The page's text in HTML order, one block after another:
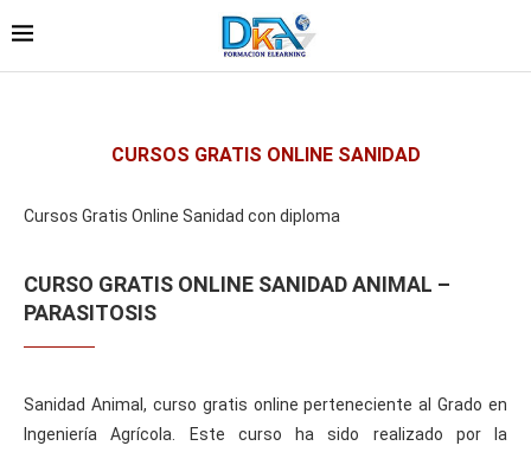
CURSOS GRATIS ONLINE SANIDAD
Cursos Gratis Online Sanidad con diploma
CURSO GRATIS ONLINE SANIDAD ANIMAL –
PARASITOSIS
Sanidad Animal, curso gratis online perteneciente al Grado en
Ingeniería Agrícola. Este curso ha sido realizado por la